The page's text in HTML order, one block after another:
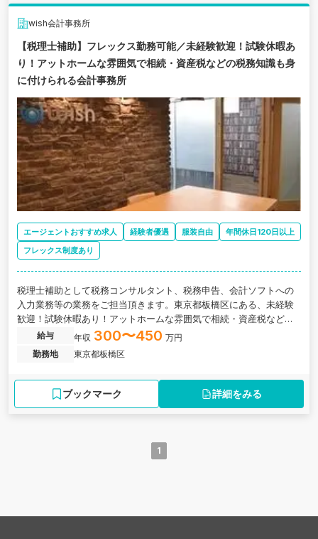
wish会計事務所
【税理士補助】フレックス勤務可能／未経験歓迎！試験休暇あ
り！アットホームな雰囲気で相続・資産税などの税務知識も身
に付けられる会計事務所
エージェントおすすめ求人 経験者優遇 服装自由
年間休日120日以上
フレックス制度あり
税理士補助として税務コンサルタント、税務申告、会計ソフトへの
入力業務等の業務をご担当頂きます。東京都板橋区にある、未経験
歓迎！試験休暇あり！アットホームな雰囲気で相続・資産税などの
税務知識も身に付けられる会計事務所の求人です。
給与 年収 300〜450 万円
勤務地
東京都板橋区
ブックマーク 詳細をみる
1